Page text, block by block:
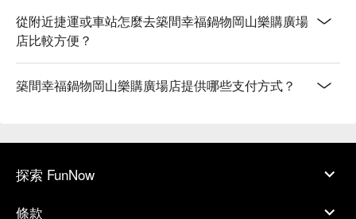
從附近捷運或車站怎麼去築間幸福鍋物岡山樂購廣場
店比較方便？
築間幸福鍋物岡山樂購廣場店提供哪些支付方式？
探索 FunNow
條款